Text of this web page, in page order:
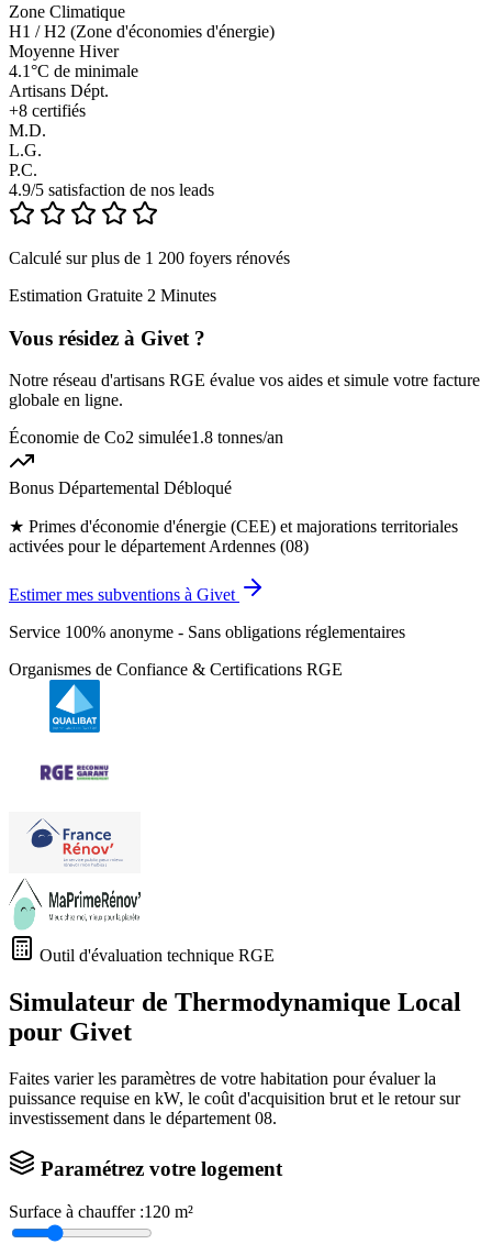
Zone Climatique
H1 / H2 (Zone d'économies d'énergie)
Moyenne Hiver
4.1°C de minimale
Artisans Dépt.
+8 certifiés
M.D.
L.G.
P.C.
4.9/5 satisfaction de nos leads
Calculé sur plus de 1 200 foyers rénovés
Estimation Gratuite 2 Minutes
Vous résidez à Givet ?
Notre réseau d'artisans RGE évalue vos aides et simule votre facture
globale en ligne.
Économie de Co2 simulée1.8 tonnes/an
Bonus Départemental Débloqué
★ Primes d'économie d'énergie (CEE) et majorations territoriales
activées pour le département Ardennes (08)
Estimer mes subventions à Givet
Service 100% anonyme - Sans obligations réglementaires
Organismes de Confiance & Certifications RGE
Outil d'évaluation technique RGE
Simulateur de Thermodynamique Local
pour Givet
Faites varier les paramètres de votre habitation pour évaluer la
puissance requise en kW, le coût d'acquisition brut et le retour sur
investissement dans le département 08.
Paramétrez votre logement
Surface à chauffer :120 m²